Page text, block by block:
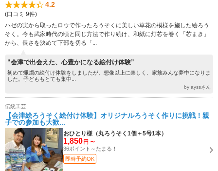
4.2
(口コミ 9件)
ハゼの実から取ったロウで作ったろうそくに美しい草花の模様を施した絵ろう
そく。今も武家時代の頃と同じ方法で作り続け、和紙に灯芯を巻く「芯まき」
から、長さを決めて下部を切る「...
“会津で出会えた、心豊かになる絵付け体験”
初めて蝋燭の絵付け体験をしましたが、想像以上に楽しく、家族みんな夢中になりま
した。子どももとても集中...
by ayssさん
伝統工芸
【会津絵ろうそく絵付け体験】オリジナルろうそく作りに挑戦！親
子での参加も大歓...
おひとり様（丸ろうそく1個＋5号1本）
1,850 円 ～
36ポイント～たまる！
即時予約OK